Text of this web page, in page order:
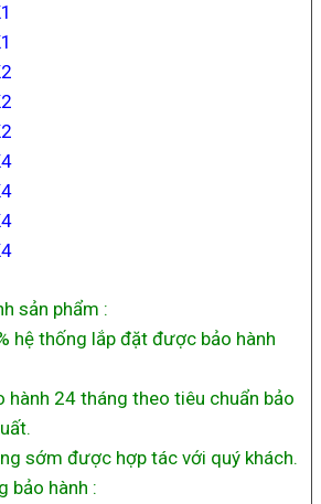
sản phẩm :
hệ thống lắp đặt được bảo hành
hành 24 tháng theo tiêu chuẩn bảo
sớm được hợp tác với quý khách.
bảo hành :